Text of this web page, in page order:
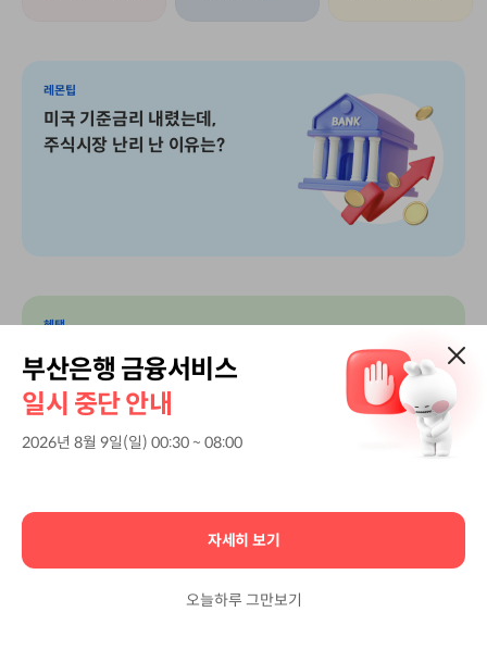
레몬팁
미국 기준금리 내렸는데,
주식시장 난리 난 이유는?
혜택
매월 50만원만
입금되면 최대
5만원 캐시백
부산은행 금융서비스
일시 중단 안내
2026년 8월 9일(일) 00:30 ~ 08:00
자세히 보기
오늘하루 그만보기